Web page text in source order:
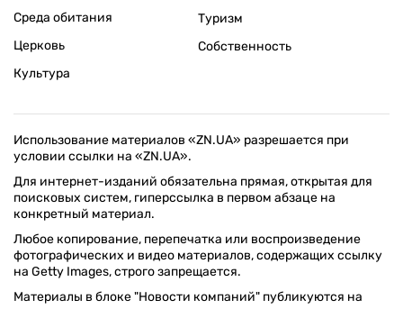
Среда обитания
Церковь
Культура
Туризм
Собственность
Использование материалов «ZN.UA» разрешается при
условии ссылки на «ZN.UA».
Для интернет-изданий обязательна прямая, открытая для
поисковых систем, гиперссылка в первом абзаце на
конкретный материал.
Любое копирование, перепечатка или воспроизведение
фотографических и видео материалов, содержащих ссылку
на Getty Images, строго запрещается.
Материалы в блоке "Новости компаний" публикуются на